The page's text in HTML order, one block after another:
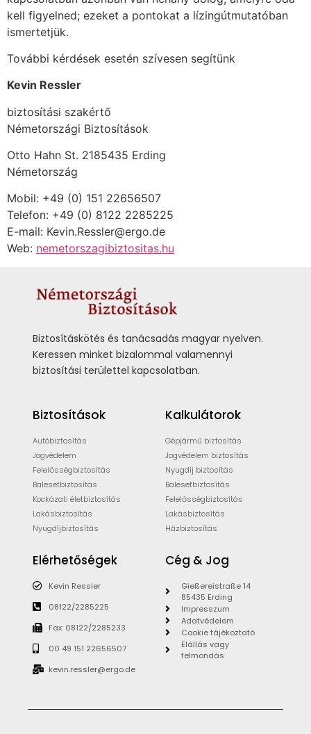
kell figyelned; ezeket a pontokat a lízingútmutatóban
ismertetjük.
További kérdések esetén szívesen segítünk
Kevin Ressler
biztosítási szakértő
Németországi Biztosítások
Otto Hahn St. 2185435 Erding
Németország
Mobil: +49 (0) 151 22656507
Telefon: +49 (0) 8122 2285225
E-mail: Kevin.Ressler@ergo.de
Web: nemetorszagibiztositas.hu
Biztosításkötés és tanácsadás magyar nyelven.
Keressen minket bizalommal valamennyi
biztosítási területtel kapcsolatban.
Biztosítások
Autóbiztosítás
Jogvédelem
Felelősségbiztosítás
Balesetbiztosítás
Kockázati életbiztosítás
Lakásbiztosítás
Nyugdíjbiztosítás
Kalkulátorok
Gépjármű biztosítás
Jogvédelem biztosítás
Nyugdíj biztosítás
Balesetbiztosítás
Felelősségbiztosítás
Lakásbiztosítás
Házbiztosítás
Elérhetőségek
Kevin Ressler
08122/2285225
Fax: 08122/2285233
00 49 151 22656507
kevin.ressler@ergo.de
Cég & Jog
Gießereistraße 14
85435 Erding
Impresszum
Adatvédelem
Cookie tájékoztató
Elállás vagy
felmondás